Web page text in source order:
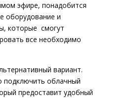
эфире, понадобится
оборудование и
которые смогут
все необходимо
вариант.
подключить облачный
предоставит удобный